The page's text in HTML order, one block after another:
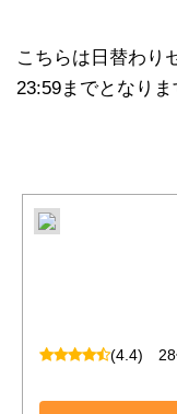
こちらは日替わり
23:59までとなりま
(4.4)